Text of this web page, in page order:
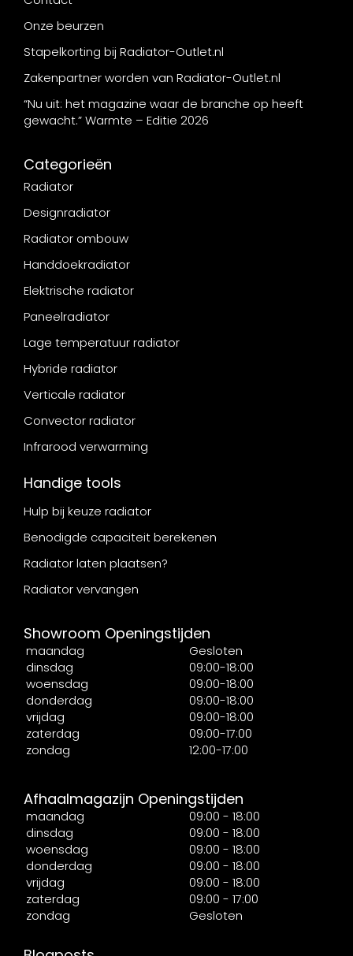
Onze beurzen
Stapelkorting bij Radiator-Outlet.nl
Zakenpartner worden van Radiator-Outlet.nl
“Nu uit: het magazine waar de branche op heeft
gewacht.” Warmte – Editie 2026
Categorieën
Radiator
Designradiator
Radiator ombouw
Handdoekradiator
Elektrische radiator
Paneelradiator
Lage temperatuur radiator
Hybride radiator
Verticale radiator
Convector radiator
Infrarood verwarming
Handige tools
Hulp bij keuze radiator
Benodigde capaciteit berekenen
Radiator laten plaatsen?
Radiator vervangen
Showroom Openingstijden
maandag
Gesloten
dinsdag
09:00-18:00
woensdag
09:00-18:00
donderdag
09:00-18:00
vrijdag
09:00-18:00
zaterdag
09:00-17:00
zondag
12:00-17:00
Afhaalmagazijn Openingstijden
maandag
09:00 - 18:00
dinsdag
09:00 - 18:00
woensdag
09:00 - 18:00
donderdag
09:00 - 18:00
vrijdag
09:00 - 18:00
zaterdag
09:00 - 17:00
zondag
Gesloten